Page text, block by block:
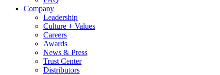
Company
Leadership
Culture + Values
Careers
Awards
News & Press
Trust Center
Distributors